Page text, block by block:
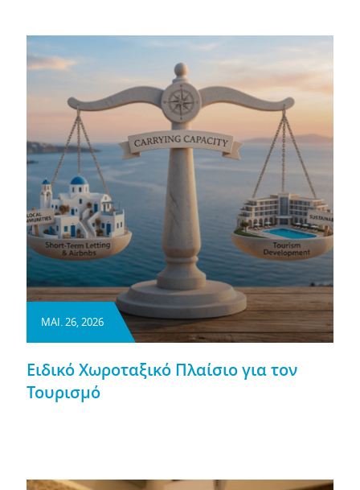
ΜΑΙ. 26, 2026
Ειδικό Χωροταξικό Πλαίσιο για τον
Τουρισμό